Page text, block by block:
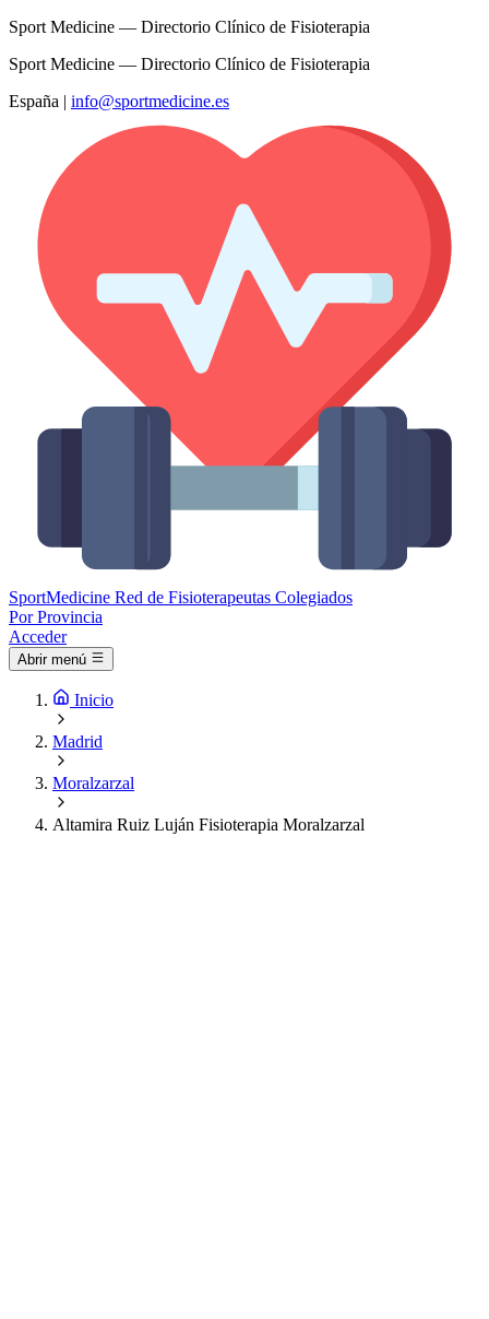
Sport Medicine — Directorio Clínico de Fisioterapia
Sport Medicine — Directorio Clínico de Fisioterapia
España | info@sportmedicine.es
SportMedicine Red de Fisioterapeutas Colegiados
Por Provincia
Acceder
Abrir menú
Inicio
Madrid
Moralzarzal
Altamira Ruiz Luján Fisioterapia Moralzarzal